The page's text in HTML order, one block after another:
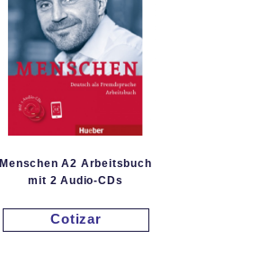
Menschen A2 Arbeitsbuch
mit 2 Audio-CDs
Cotizar